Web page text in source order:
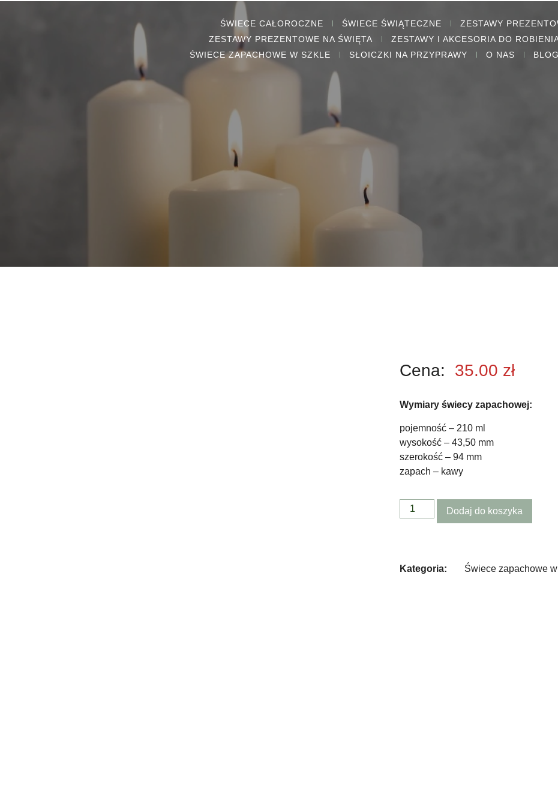
ŚWIECE CAŁOROCZNE ŚWIECE ŚWIĄTECZNE
ZESTAWY
ZESTAWY PREZENTOWE NA ŚWIĘTA
ZESTAWY I AKCESORIA DO
ŚWIECE ZAPACHOWE W SZKLE
SŁOICZKI NA PRZYPRAWY O NAS BLOG
Cena: 35.00 zł
Wymiary świecy zapachowej:
pojemność – 210 ml
wysokość – 43,50 mm
szerokość – 94 mm
zapach – kawy
Dodaj do koszyka
Kategoria: Świece zapachowe